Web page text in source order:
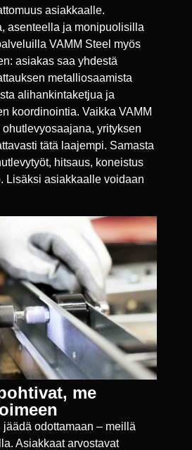
asiakkaalle.
asenteella ja monipuolisilla
VAMM Steel myös
asiakas saa yhdestä
metalliosaamista
alihankintaketjua ja
koordinointia. Vaikka VAMM
yrityksen
tätä laajempi. Samasta
hitsaus, koneistus
Lisäksi asiakkaalle voidaan
me
odottamaan – meillä
Asiakkaat arvostavat